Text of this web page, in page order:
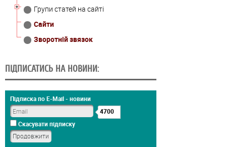
Групи статей на сайті
Сайти
Зворотній звязок
ПІДПИСАТИСЬ НА НОВИНИ:
Підписка по E-Mail - новини
4700
Скасувати підписку